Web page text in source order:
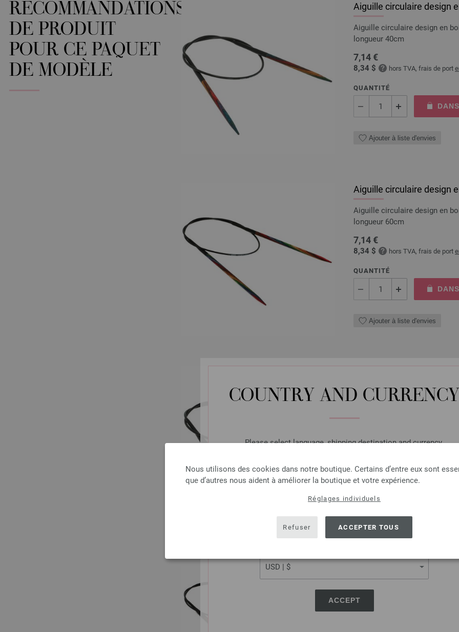
COUNTRY AND CURRENCY
Please select language, shipping destination and currency.
USA - The United States of America
ACCEPT
Nous utilisons des cookies dans notre boutique. Certains d’entre eux sont
que d’autres nous aident à améliorer la boutique et votre expérience.
Réglages individuels
Refuser ACCEPTER TOUS
RECOMMANDATIONS
DE PRODUIT
POUR CE PAQUET
DE MODÈLE
Aiguille circulaire design
Aiguille circulaire design en
longueur 40cm
7,14 €
8,34 $ hors TVA, frais de port
QUANTITÉ
Ajouter à liste d'envies
Aiguille circulaire design
Aiguille circulaire design en
longueur 60cm
7,14 €
8,34 $ hors TVA, frais de port
QUANTITÉ
Ajouter à liste d'envies
Aiguille circulaire design
Aiguille circulaire design en
Ajouter à liste d'envies
Aiguille circulaire design
Aiguille circulaire design en
longueur 60cm
7,98 €